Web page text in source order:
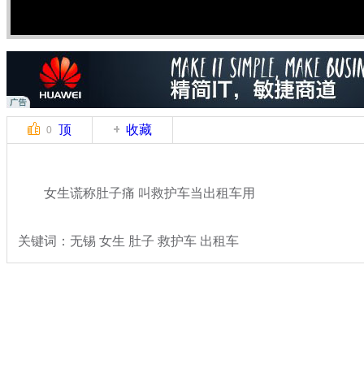
0 顶 收藏
女生谎称肚子痛 叫救护车当出租车用
关键词：无锡 女生 肚子 救护车 出租车